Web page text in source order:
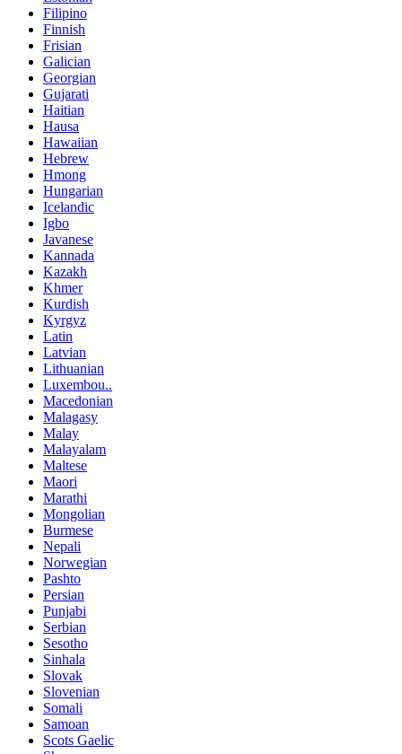
Filipino
Finnish
Frisian
Galician
Georgian
Gujarati
Haitian
Hausa
Hawaiian
Hebrew
Hmong
Hungarian
Icelandic
Igbo
Javanese
Kannada
Kazakh
Khmer
Kurdish
Kyrgyz
Latin
Latvian
Lithuanian
Luxembou..
Macedonian
Malagasy
Malay
Malayalam
Maltese
Maori
Marathi
Mongolian
Burmese
Nepali
Norwegian
Pashto
Persian
Punjabi
Serbian
Sesotho
Sinhala
Slovak
Slovenian
Somali
Samoan
Scots Gaelic